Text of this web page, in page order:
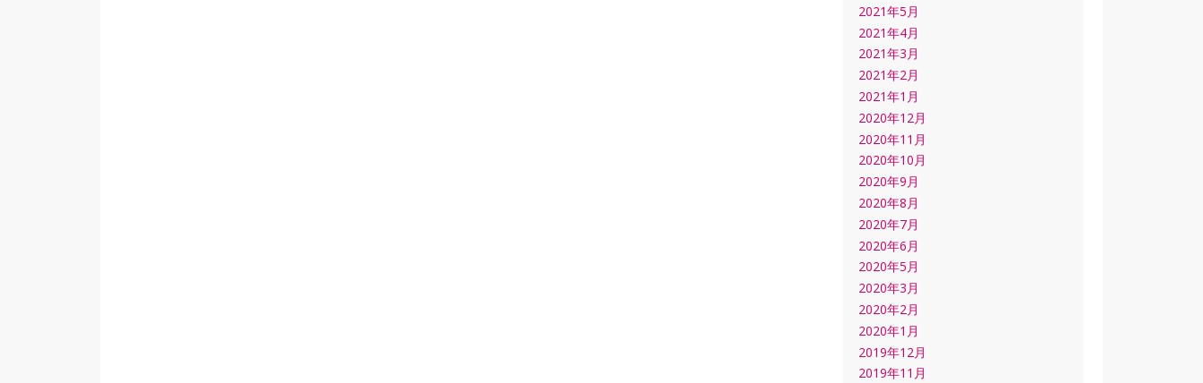
2021年5月
2021年4月
2021年3月
2021年2月
2021年1月
2020年12月
2020年11月
2020年10月
2020年9月
2020年8月
2020年7月
2020年6月
2020年5月
2020年3月
2020年2月
2020年1月
2019年12月
2019年11月